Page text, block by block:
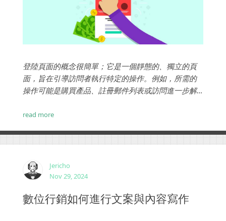
登陸頁面的概念很簡單；它是一個靜態的、獨立的頁
面，旨在引導訪問者執行特定的操作。例如，所需的
操作可能是購買產品、註冊郵件列表或訪問進一步解
有的共同點是一個狹窄的功能。...
read more
Jericho
Nov 29, 2024
數位行銷如何進行文案與內容寫作